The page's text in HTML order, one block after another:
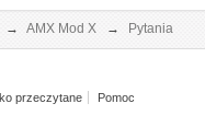
→ AMX Mod X → Pytania
przeczytane Pomoc